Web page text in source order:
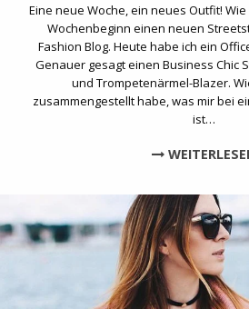
Eine neue Woche, ein neues Outfit!
Wochenbeginn einen neuen
Fashion Blog. Heute habe ich ein
Genauer gesagt einen Business Chic
und Trompetenärmel-Blazer.
zusammengestellt habe, was mir bei
ist…